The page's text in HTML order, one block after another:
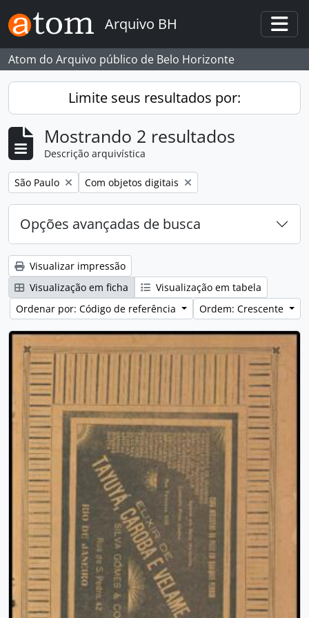
Skip to main content
Arquivo BH
Atom do Arquivo público de Belo Horizonte
Limite seus resultados por:
Mostrando 2 resultados
Descrição arquivística
Remover filtro:
São Paulo Remover filtro:
Com objetos digitais
Opções avançadas de busca
Visualizar impressão
Visualização em ficha
Visualização em tabela
Ordenar por: Código de referência
Ordem: Crescente